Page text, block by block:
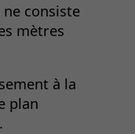
consiste
mètres
à la
plan